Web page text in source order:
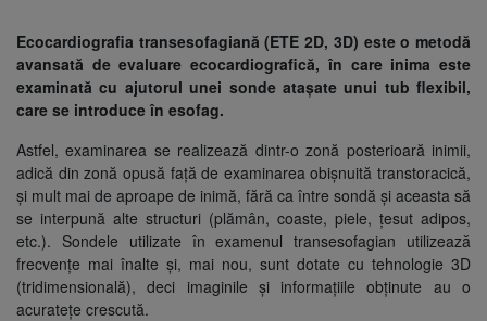
Ecocardiografia transesofagiană (ETE 2D, 3D) este o metodă
avansată de evaluare ecocardiografică, în care inima este
examinată cu ajutorul unei sonde atașate unui tub flexibil,
care se introduce în esofag.
Astfel, examinarea se realizează dintr-o zonă posterioară inimii,
adică din zonă opusă față de examinarea obișnuită transtoracică,
și mult mai de aproape de inimă, fără ca între sondă și aceasta să
se interpună alte structuri (plămân, coaste, piele, țesut adipos,
etc.). Sondele utilizate în examenul transesofagian utilizează
frecvențe mai înalte și, mai nou, sunt dotate cu tehnologie 3D
(tridimensională), deci imaginile și informațiile obținute au o
acuratețe crescută.